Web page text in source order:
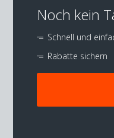
Noch kein
Schnell und
Rabatte sichern